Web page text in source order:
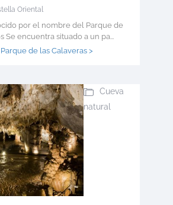
Oriental
por el nombre del Parque de
Se encuentra situado a un pa...
de las Calaveras >
Cueva
natural